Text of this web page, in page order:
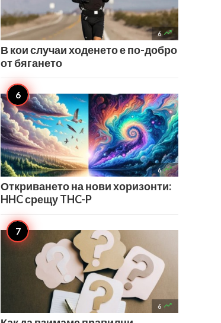
6 
В кои случаи ходенето е по-добро
от бягането
6 
Откриването на нови хоризонти:
HHC срещу THC-P
6 